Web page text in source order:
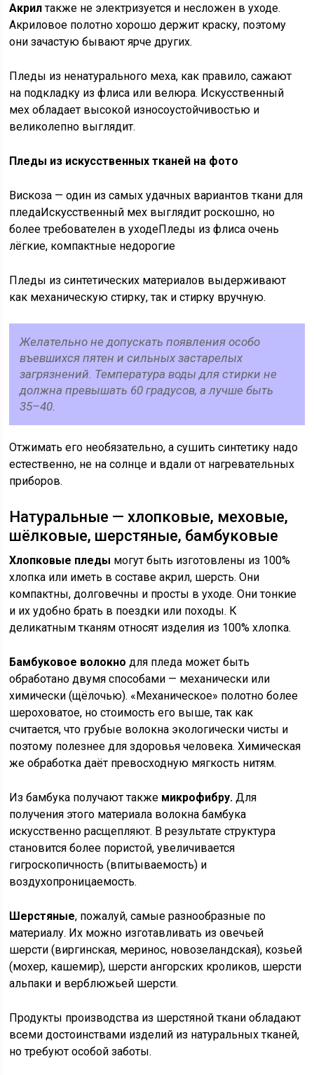
Акрилтакже не электризуется и несложен в уходе.
Акриловое полотно хорошо держит краску, поэтому
они зачастую бывают ярче других.
Пледы из ненатурального меха, как правило, сажают
на подкладку из флиса или велюра. Искусственный
мех обладает высокой износоустойчивостью и
великолепно выглядит.
Пледы из искусственных тканей на фото
Вискоза — один из самых удачных вариантов ткани для
пледаИскусственный мех выглядит роскошно, но
более требователен в уходеПледы из флиса очень
лёгкие, компактные недорогие
Пледы из синтетических материалов выдерживают
как механическую стирку, так и стирку вручную.
Желательно не допускать появления особо
въевшихся пятен и сильных застарелых
загрязнений. Температура воды для стирки не
должна превышать 60 градусов, а лучше быть
35–40.
Отжимать его необязательно, а сушить синтетику надо
естественно, не на солнце и вдали от нагревательных
приборов.
Натуральные — хлопковые, меховые,
шёлковые, шерстяные, бамбуковые
Хлопковые пледы могут быть изготовлены из 100%
хлопка или иметь в составе акрил, шерсть. Они
компактны, долговечны и просты в уходе. Они тонкие
и их удобно брать в поездки или походы. К
деликатным тканям относят изделия из 100% хлопка.
Бамбуковое волокно для пледа может быть
обработано двумя способами — механически или
химически (щёлочью). «Механическое» полотно более
шероховатое, но стоимость его выше, так как
считается, что грубые волокна экологически чисты и
поэтому полезнее для здоровья человека. Химическая
же обработка даёт превосходную мягкость нитям.
Из бамбука получают также микрофибру.Для
получения этого материала волокна бамбука
искусственно расщепляют. В результате структура
становится более пористой, увеличивается
гигроскопичность (впитываемость) и
воздухопроницаемость.
Шерстяные, пожалуй, самые разнообразные по
материалу. Их можно изготавливать из овечьей
шерсти (виргинская, меринос, новозеландская), козьей
(мохер, кашемир), шерсти ангорских кроликов, шерсти
альпаки и верблюжьей шерсти.
Продукты производства из шерстяной ткани обладают
всеми достоинствами изделий из натуральных тканей,
но требуют особой заботы.